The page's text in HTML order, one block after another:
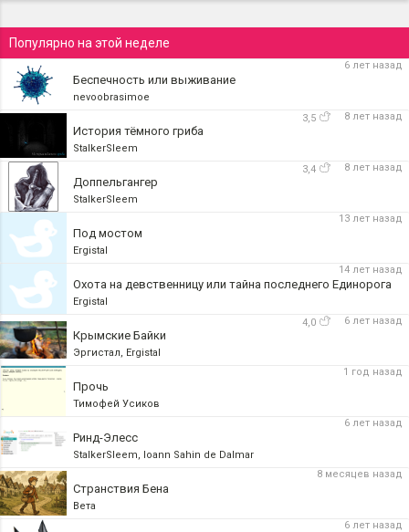
Популярно на этой неделе
6 лет назад
Беспечность или выживание
nevoobrasimoe
8 лет назад
3,5
История тёмного гриба
StalkerSleem
8 лет назад
3,4
Доппельгангер
StalkerSleem
13 лет назад
Под мостом
Ergistal
14 лет назад
Охота на девственницу или тайна последнего Единорога
Ergistal
6 лет назад
4,0
Крымские Байки
Эргистал, Ergistal
1 год назад
Прочь
Тимофей Усиков
6 лет назад
Ринд-Элесс
StalkerSleem, Ioann Sahin de Dalmar
8 месяцев назад
Странствия Бена
Вета
6 лет назад